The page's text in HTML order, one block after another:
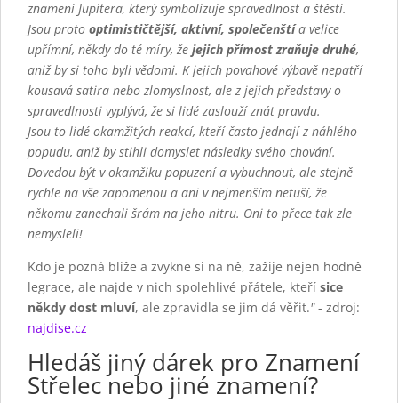
znamení Jupitera, který symbolizuje spravedlnost a štěstí.
Jsou proto optimističtější, aktivní, společenštía velice
upřímní, někdy do té míry, že jejich přímost zraňuje druhé,
aniž by si toho byli vědomi. K jejich povahové výbavě nepatří
kousavá satira nebo zlomyslnost, ale z jejich představy o
spravedlnosti vyplývá, že si lidé zaslouží znát pravdu.
Jsou to lidé okamžitých reakcí, kteří často jednají z náhlého
popudu, aniž by stihli domyslet následky svého chování.
Dovedou být v okamžiku popuzení a vybuchnout, ale stejně
rychle na vše zapomenou a ani v nejmenším netuší, že
někomu zanechali šrám na jeho nitru. Oni to přece tak zle
nemysleli!
Kdo je pozná blíže a zvykne si na ně, zažije nejen hodně
legrace, ale najde v nich spolehlivé přátele, kteří sice
někdy dost mluví, ale zpravidla se jim dá věřit."- zdroj:
najdise.cz
Hledáš jiný dárek pro Znamení
Střelec nebo jiné znamení?